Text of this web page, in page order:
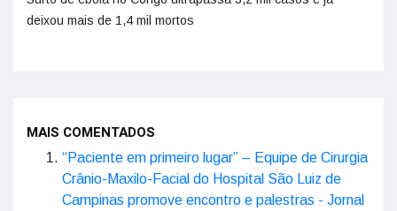
deixou mais de 1,4 mil mortos
MAIS COMENTADOS
“Paciente em primeiro lugar” – Equipe de Cirurgia
Crânio-Maxilo-Facial do Hospital São Luiz de
Campinas promove encontro e palestras - Jornal